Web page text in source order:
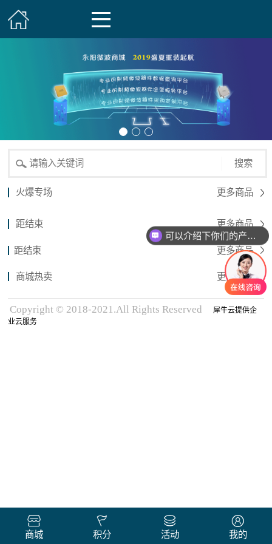
搜索
火爆专场 更多商品
距结束 更多商品
距结束 更多商品
商城热卖 更多商品
Copyright © 2018-2021.All Rights Reserved
犀牛云提供企
业云服务
商城 积分 活动 我的
可以介绍下你们的产品么？